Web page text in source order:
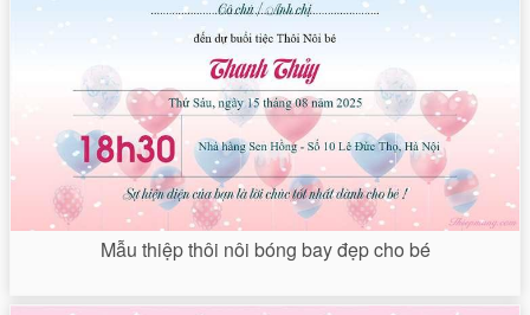
Mẫu thiệp thôi nôi bóng bay đẹp cho bé